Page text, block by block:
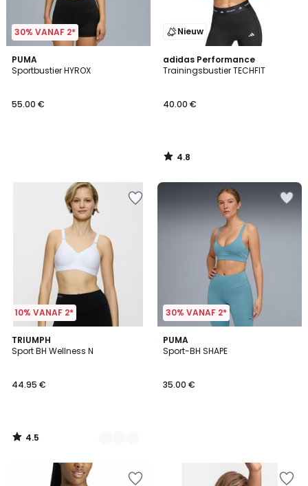
30% VANAF 2*
PUMA
Sportbustier HYROX
55.00 €
Nieuw
adidas Performance
Trainingsbustier TECHFIT
40.00 €
4.8
/ 5
4.8
/
10% VANAF 2*
TRIUMPH
Sport BH Wellness N
44.95 €
4.5
/ 5
3
Kleuren
4.5
/
30% VANAF 2*
PUMA
Sport-BH SHAPE
35.00 €